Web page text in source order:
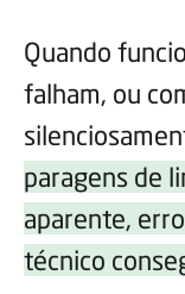
Quando
falham, ou
paragens de
aparente,
técnico